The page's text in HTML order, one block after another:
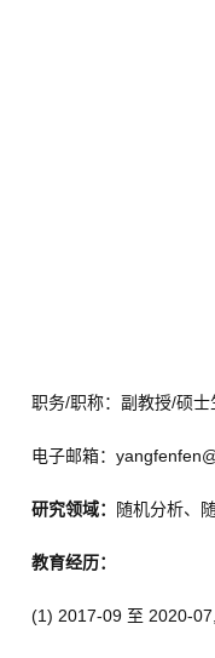
职务/职称：副教授/硕士
电子邮箱：
研究领域： 随机分析、
教育经历：
(1) 2017-09 至 2020-07,